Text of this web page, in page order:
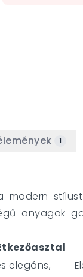
1
modern
anyagok
elegáns,